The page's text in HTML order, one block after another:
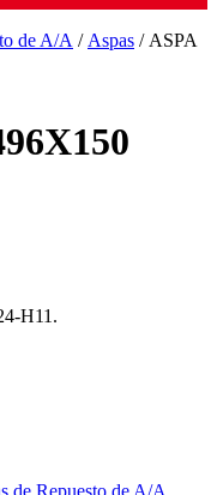
de A/A / Aspas / ASPA
H11.